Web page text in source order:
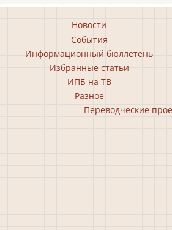
Новости
События
Информационный бюллетень
Избранные статьи
ИПБ на ТВ
Разное
Переводческие